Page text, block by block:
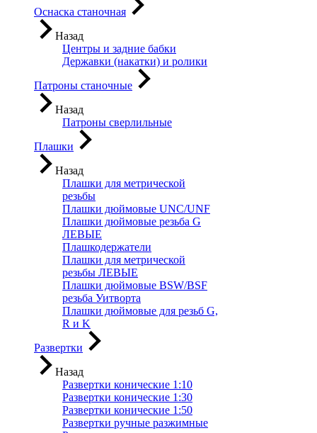
Оснаска станочная
Назад
Центры и задние бабки
Державки (накатки) и ролики
Патроны станочные
Назад
Патроны сверлильные
Плашки
Назад
Плашки для метрической
резьбы
Плашки дюймовые UNC/UNF
Плашки дюймовые резьба G
ЛЕВЫЕ
Плашкодержатели
Плашки для метрической
резьбы ЛЕВЫЕ
Плашки дюймовые BSW/BSF
резьба Уитворта
Плашки дюймовые для резьб G,
R и K
Развертки
Назад
Развертки конические 1:10
Развертки конические 1:30
Развертки конические 1:50
Развертки ручные разжимные